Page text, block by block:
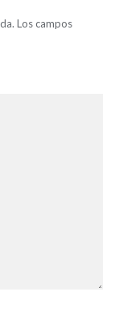
Los campos